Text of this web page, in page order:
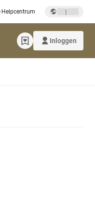
Helpcentrum |
Inloggen